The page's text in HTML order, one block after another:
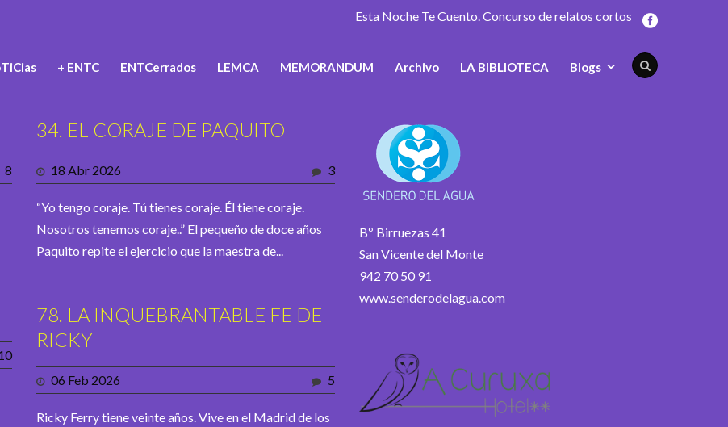
Esta Noche Te Cuento. Concurso de relatos cortos
+ ENTC ENTCerrados LEMCA MEMORANDUM Archivo LA BIBLIOTECA Blogs
8
34. EL CORAJE DE PAQUITO
18 Abr 2026 3
“Yo tengo coraje. Tú tienes coraje. Él tiene coraje.
Nosotros tenemos coraje..” El pequeño de doce años
Paquito repite el ejercicio que la maestra de...
78. LA INQUEBRANTABLE FE DE
RICKY
06 Feb 2026 5
Ricky Ferry tiene veinte años. Vive en el Madrid de los
Bº Birruezas 41
San Vicente del Monte
942 70 50 91
www.senderodelagua.com